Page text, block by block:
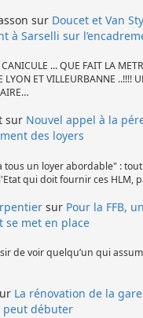
sur Doucet et Van
à Sarselli sur
CANICULE ... QUE FAIT LA
LYON ET VILLEURBANNE ..!!!!
sur Nouvel appel à la
des loyers
tous un loyer abordable" :
qui doit fournir ces HLM,
sur Pour la FFB,
se met en place
de voir quelqu’un qui
La rénovation de la
peut débuter